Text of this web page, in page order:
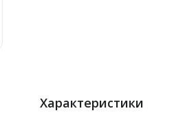
Характеристики